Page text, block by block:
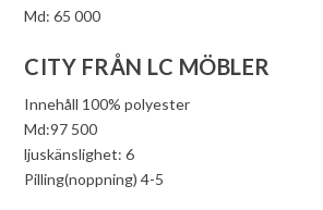
Md: 65 000
CITY FRÅN LC MÖBLER
Innehåll 100% polyester
Md:97 500
ljuskänslighet: 6
Pilling(noppning) 4-5